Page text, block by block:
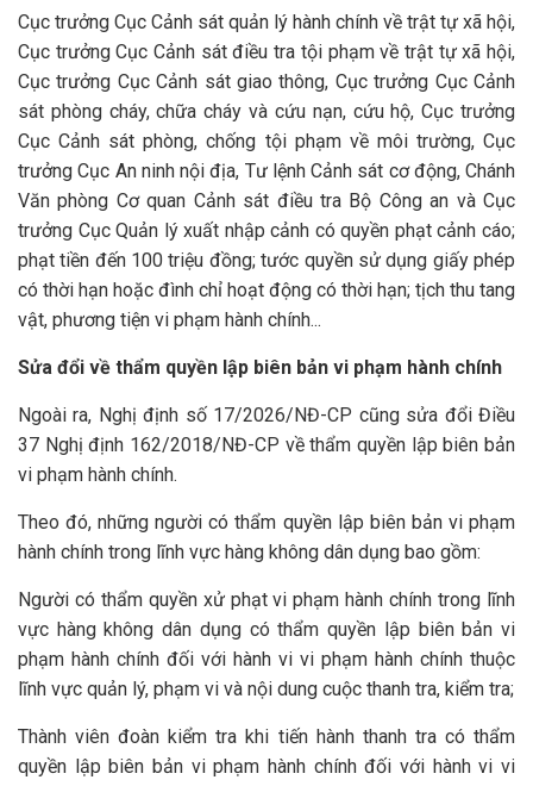
Cục trưởng Cục Cảnh sát quản lý hành chính về trật tự xã hội,
Cục trưởng Cục Cảnh sát điều tra tội phạm về trật tự xã hội,
Cục trưởng Cục Cảnh sát giao thông, Cục trưởng Cục Cảnh
sát phòng cháy, chữa cháy và cứu nạn, cứu hộ, Cục trưởng
Cục Cảnh sát phòng, chống tội phạm về môi trường, Cục
trưởng Cục An ninh nội địa, Tư lệnh Cảnh sát cơ động, Chánh
Văn phòng Cơ quan Cảnh sát điều tra Bộ Công an và Cục
trưởng Cục Quản lý xuất nhập cảnh có quyền phạt cảnh cáo;
phạt tiền đến 100 triệu đồng; tước quyền sử dụng giấy phép
có thời hạn hoặc đình chỉ hoạt động có thời hạn; tịch thu tang
vật, phương tiện vi phạm hành chính...
Sửa đổi về thẩm quyền lập biên bản vi phạm hành chính
Ngoài ra, Nghị định số 17/2026/NĐ-CP cũng sửa đổi Điều
37 Nghị định 162/2018/NĐ-CP về thẩm quyền lập biên bản
vi phạm hành chính.
Theo đó, những người có thẩm quyền lập biên bản vi phạm
hành chính trong lĩnh vực hàng không dân dụng bao gồm:
Người có thẩm quyền xử phạt vi phạm hành chính trong lĩnh
vực hàng không dân dụng có thẩm quyền lập biên bản vi
phạm hành chính đối với hành vi vi phạm hành chính thuộc
lĩnh vực quản lý, phạm vi và nội dung cuộc thanh tra, kiểm tra;
Thành viên đoàn kiểm tra khi tiến hành thanh tra có thẩm
quyền lập biên bản vi phạm hành chính đối với hành vi vi